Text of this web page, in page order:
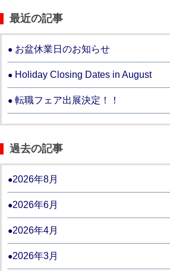
最近の記事
お盆休業日のお知らせ
Holiday Closing Dates in August
転職フェア出展決定！！
過去の記事
2026年8月
2026年6月
2026年4月
2026年3月